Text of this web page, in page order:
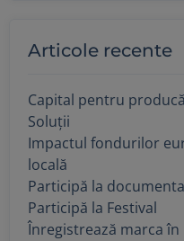
Articole recente
Capital pentru
Soluții
Impactul fondurilor
locală
Participă la
Participă la Festival
Înregistrează marca în